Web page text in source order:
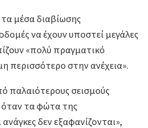
μέσα διαβίωσης
να έχουν υποστεί μεγάλες
«πολύ πραγματικό
περισσότερο στην ανέχεια».
παλαιότερους σεισμούς
όταν τα φώτα της
δεν εξαφανίζονται»,